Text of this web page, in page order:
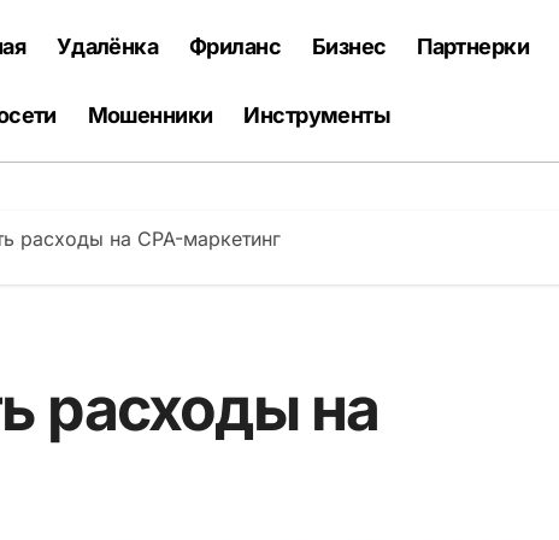
Удалёнка Фриланс Бизнес Партнерки
Мошенники Инструменты
расходы на CPA-маркетинг
расходы на